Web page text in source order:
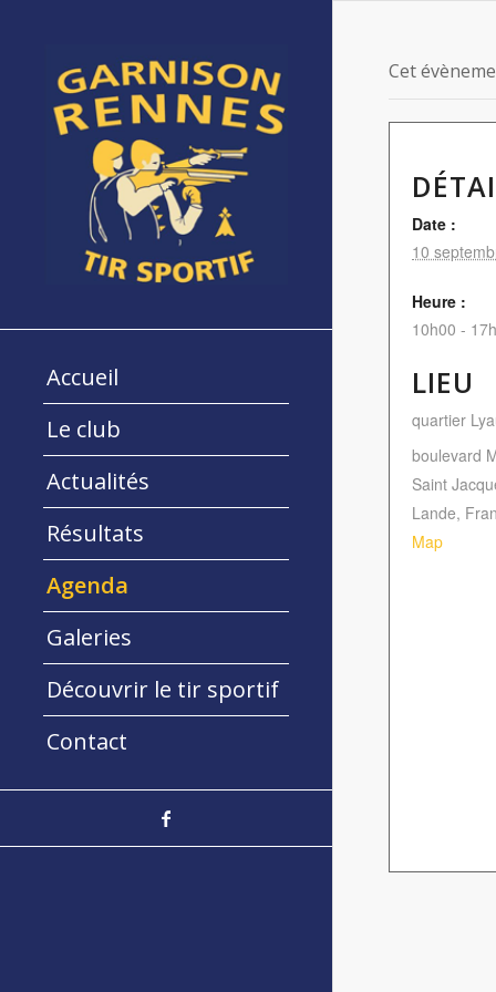
Accueil
Le club
Actualités
Résultats
Agenda
Galeries
Découvrir le tir sportif
Contact
Cet
Date :
10
Heure :
10h00 -
LIEU
quartier
boulevard
Saint
Lande,
Map